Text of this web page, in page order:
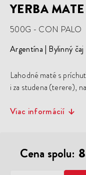
YERBA
500G - CON PALO
Argentína Bylinný čaj
Lahodné maté s
i za studena (terere),
Viac informácií
Cena spolu: